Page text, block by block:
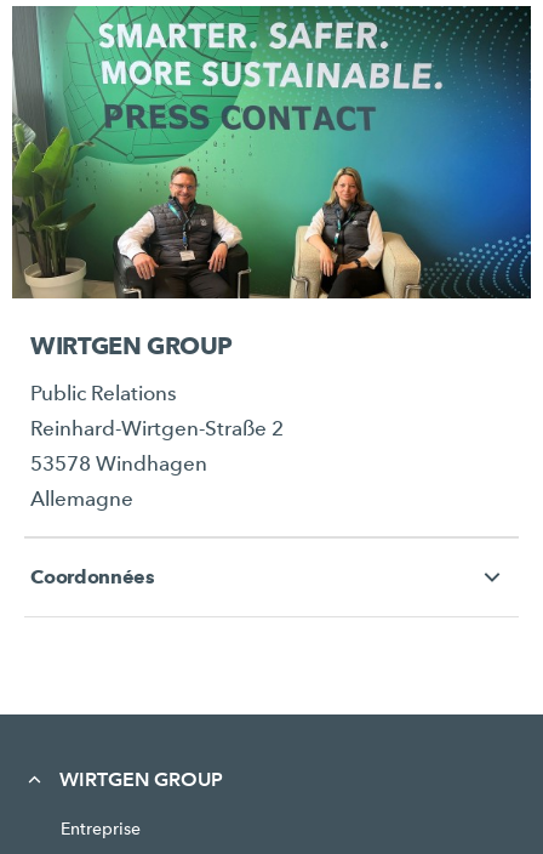
WIRTGEN GROUP
Public Relations
Reinhard-Wirtgen-Straße 2
53578 Windhagen
Allemagne
Coordonnées
WIRTGEN GROUP
Entreprise